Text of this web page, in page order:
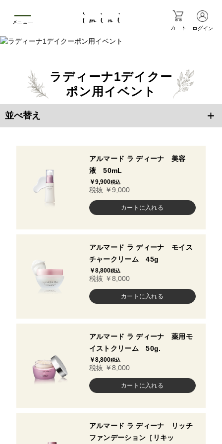
メニュー
カート ログイン
ラディーナ1デイクー
ポン用イベント
並べ替え
アルマード ラ ディーナ 美容
液 50mL
￥9,900税込
税抜 ￥9,000
アルマード ラ ディーナ モイス
チャークリーム 45g
￥8,800税込
税抜 ￥8,000
アルマード ラ ディーナ 薬用モ
イストクリーム 50g.
￥8,800税込
税抜 ￥8,000
アルマード ラ ディーナ リッチ
ファンデーション［リキッ